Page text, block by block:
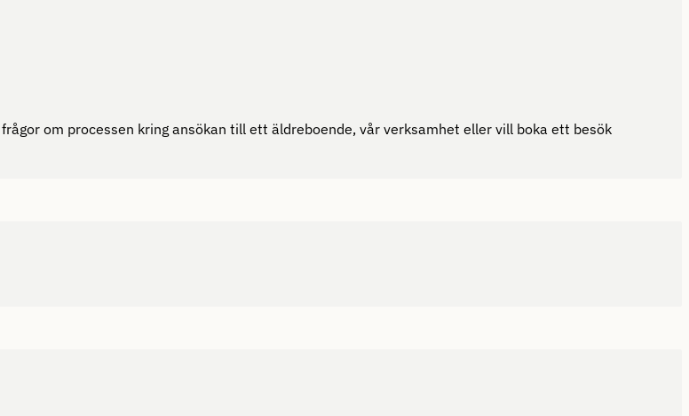
om processen kring ansökan till ett äldreboende, vår verksamhet eller vill boka ett besök